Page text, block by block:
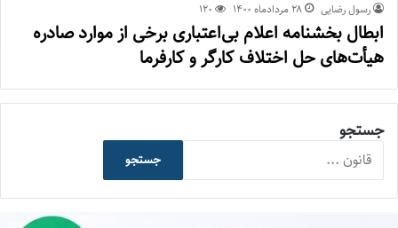
رسول رضایی ۲۸ مرداد‌ماه ۱۴۰۰ 120
ابطال بخشنامه اعلام بی‌اعتباری برخی از موارد صادره
هیأت‌های حل اختلاف کارگر و کارفرما
جستجو
جستجو